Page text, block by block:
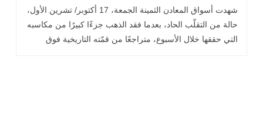
الجمركية
شهدت أسواق المعادن الثمينة الجمعة، 17 أكتوبر/ تشرين الأول،
حالة من التقلّب الحاد، بعدما فقد الذهب جزءًا كبيرًا من مكاسبه
التي حققها خلال الأسبوع، متراجعًا من قمّته التاريخية فوق